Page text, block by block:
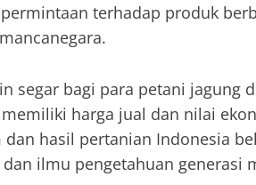
terhadap produk
segar bagi para petani jagung
harga jual dan nilai
hasil pertanian Indonesia
ilmu pengetahuan generasi